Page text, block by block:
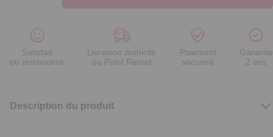
Satisfait
ou remboursé
Livraison domicile
ou Point Retrait
Paiement
sécurisé
Garantie
2 ans
Description du produit